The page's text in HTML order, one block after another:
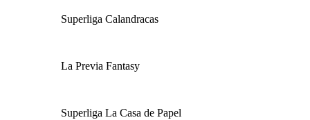
Superliga Calandracas
La Previa Fantasy
Superliga La Casa de Papel